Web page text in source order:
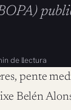
de llectura
pente
Belén